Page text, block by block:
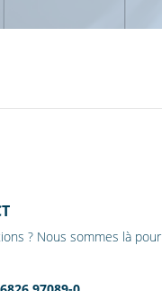
? Nous sommes là pour